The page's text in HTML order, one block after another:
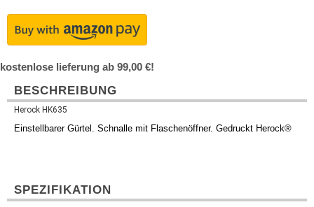
kostenlose lieferung ab 99,00 €!
BESCHREIBUNG
Herock HK635
Einstellbarer Gürtel. Schnalle mit Flaschenöffner. Gedruckt Herock®
SPEZIFIKATION